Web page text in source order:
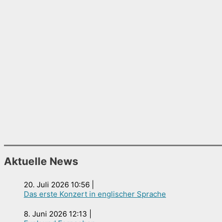
Aktuelle News
20. Juli 2026 10:56
Das erste Konzert in englischer Sprache
8. Juni 2026 12:13